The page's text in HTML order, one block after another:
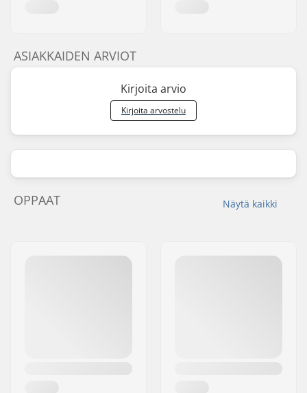
ASIAKKAIDEN ARVIOT
Kirjoita arvio
Kirjoita arvostelu
Näytä kaikki
OPPAAT